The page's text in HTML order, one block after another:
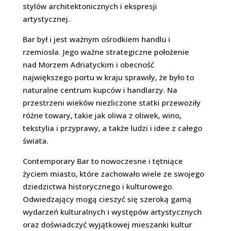
stylów architektonicznych i ekspresji
artystycznej.
Bar był i jest ważnym ośrodkiem handlu i
rzemiosła. Jego ważne strategiczne położenie
nad Morzem Adriatyckim i obecność
największego portu w kraju sprawiły, że było to
naturalne centrum kupców i handlarzy. Na
przestrzeni wieków niezliczone statki przewoziły
różne towary, takie jak oliwa z oliwek, wino,
tekstylia i przyprawy, a także ludzi i idee z całego
świata.
Contemporary Bar to nowoczesne i tętniące
życiem miasto, które zachowało wiele ze swojego
dziedzictwa historycznego i kulturowego.
Odwiedzający mogą cieszyć się szeroką gamą
wydarzeń kulturalnych i występów artystycznych
oraz doświadczyć wyjątkowej mieszanki kultur